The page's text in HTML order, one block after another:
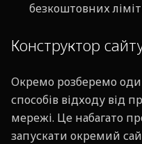
безкоштовних
Конструктор
Окремо розберемо
способів відходу від
мережі. Це набагато
запускати окремий